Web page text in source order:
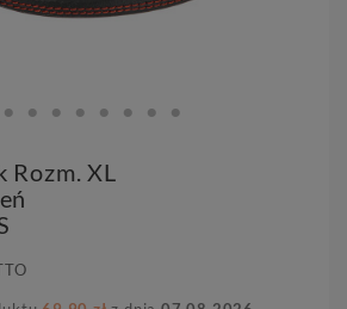
Rozm. XL